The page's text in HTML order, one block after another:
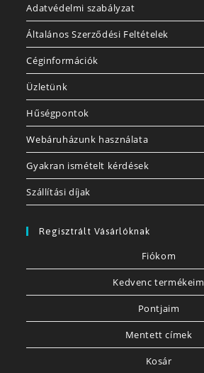
Adatvédelmi szabályzat
Általános Szerződési Feltételek
Céginformációk
Üzletünk
Hűségpontok
Webáruházunk használata
Gyakran ismételt kérdések
Szállítási díjak
Regisztrált Vásárlóknak
Fiókom
Kedvenc termékeim
Pontjaim
Mentett címek
Kosár